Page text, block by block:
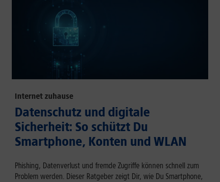
Internet zuhause
Datenschutz und digitale
Sicherheit: So schützt Du
Smartphone, Konten und WLAN
Phishing, Datenverlust und fremde Zugriffe können schnell zum
Problem werden. Dieser Ratgeber zeigt Dir, wie Du Smartphone,